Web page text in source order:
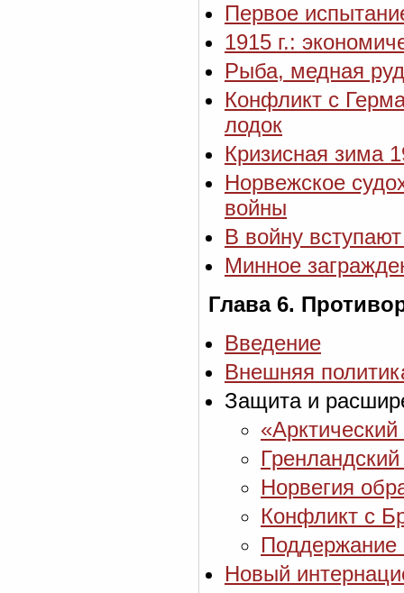
Первое
1915 г.:
Рыба, медная
Конфликт с
лодок
Кризисная зима
Норвежское
войны
В войну
Минное
Глава 6.
Введение
Внешняя
Защита и
Норвегия
Конфликт с
Поддержание
Новый